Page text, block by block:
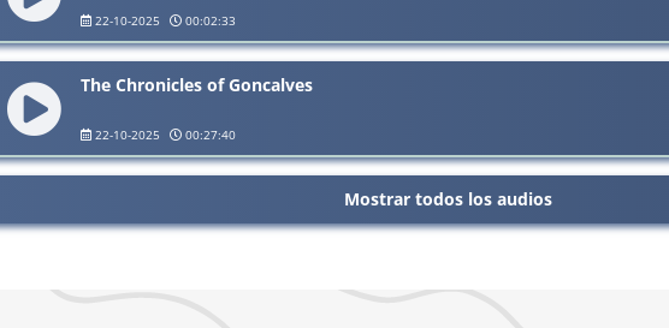
22-10-2025 00:02:33
The Chronicles of Goncalves
22-10-2025 00:27:40
Mostrar todos los audios